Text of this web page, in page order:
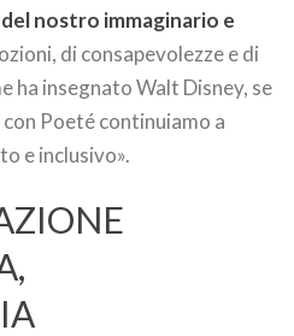
nostro immaginario e
di consapevolezze e di
ha insegnato Walt Disney, se
Poeté continuiamo a
e inclusivo».